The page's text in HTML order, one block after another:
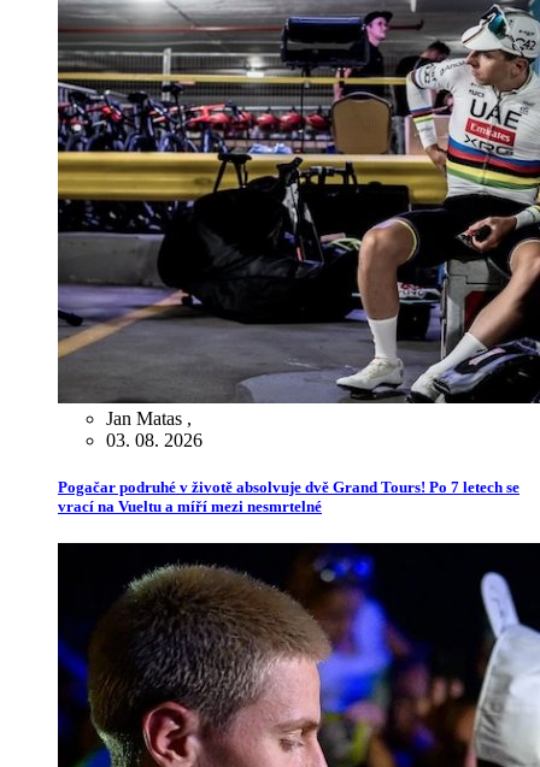
Jan Matas ,
03. 08. 2026
Pogačar podruhé v životě absolvuje dvě Grand Tours! Po 7 letech se
vrací na Vueltu a míří mezi nesmrtelné